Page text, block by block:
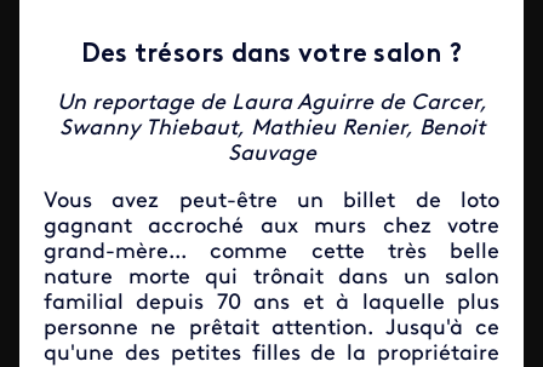
Des trésors dans votre salon ?
Un reportage de Laura Aguirre de Carcer,
Swanny Thiebaut, Mathieu Renier, Benoit
Sauvage
Vous avez peut-être un billet de loto
gagnant accroché aux murs chez votre
grand-mère... comme cette très belle
nature morte qui trônait dans un salon
familial depuis 70 ans et à laquelle plus
personne ne prêtait attention. Jusqu'à ce
qu'une des petites filles de la propriétaire